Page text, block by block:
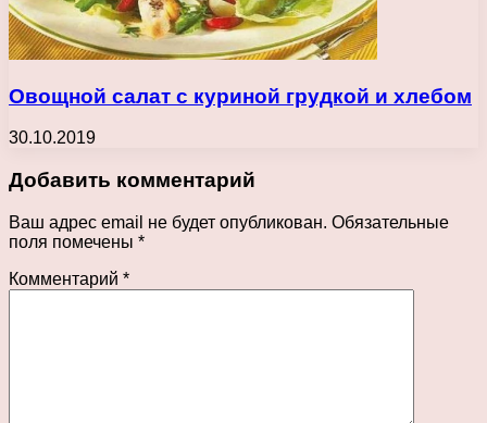
Овощной салат с куриной грудкой и хлебом
30.10.2019
Добавить комментарий
Ваш адрес email не будет опубликован. Обязательные
поля помечены *
Комментарий *